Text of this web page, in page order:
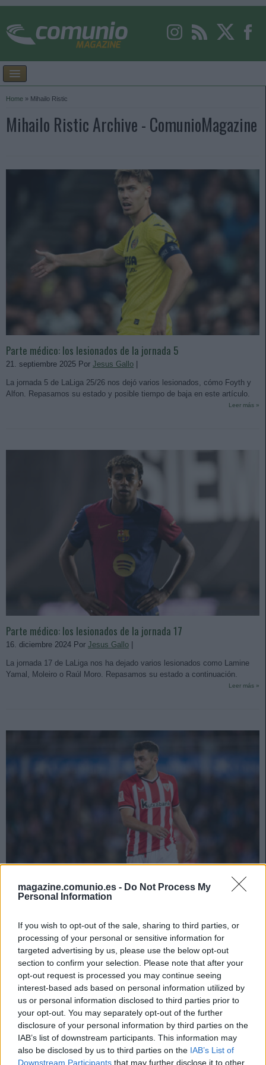
magazine.comunio.es - Do Not Process My
Personal Information
If you wish to opt-out of the sale, sharing to third parties, or
processing of your personal or sensitive information for
targeted advertising by us, please use the below opt-out
section to confirm your selection. Please note that after your
opt-out request is processed you may continue seeing
interest-based ads based on personal information utilized by
us or personal information disclosed to third parties prior to
your opt-out. You may separately opt-out of the further
disclosure of your personal information by third parties on the
IAB’s list of downstream participants. This information may
also be disclosed by us to third parties on the IAB’s List of
Downstream Participants that may further disclose it to other
Home » Mihailo Ristic
Mihailo Ristic Archive - ComunioMagazine
Parte médico: los lesionados de la jornada 5
21. septiembre 2025 Por Jesus Gallo
La jornada 5 de LaLiga 25/26 nos dejó varios lesionados, cómo Foyth y
Alfon. Repasamos su estado y posible tiempo de baja en este artículo.
Leer más »
Parte médico: los lesionados de la jornada 17
16. diciembre 2024 Por Jesus Gallo
La jornada 17 de LaLiga nos ha dejado varios lesionados como Lamine
Yamal, Moleiro o Raúl Moro. Repasamos su estado a continuación.
Leer más »
20. agosto 2024 PorJesus Gallo|
La jornada 1 nos ha dejado varios jugadores lesionados como Aitor
Paredes o Arambarri. Analizamos su estado y posible tiempo de baja.
Leer más »